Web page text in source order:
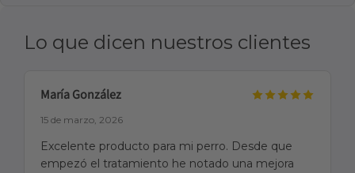
Lo que dicen nuestros clientes
María González
15 de marzo, 2026
Excelente producto para mi perro. Desde que
empezó el tratamiento he notado una mejora